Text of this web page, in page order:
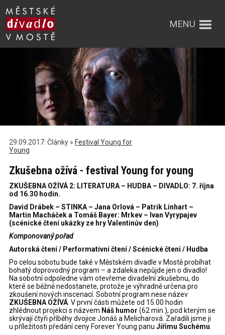
MENU
29.09.2017: Články » Festival Young for
Young
Zkušebna ožívá - festival Young for young
ZKUŠEBNA OŽÍVÁ 2: LITERATURA – HUDBA – DIVADLO: 7. října
od 16.30 hodin.
David Drábek – STINKA – Jana Orlová – Patrik Linhart –
Martin Macháček a Tomáš Bayer: Mrkev – Ivan Vyrypajev
(scénické čtení ukázky ze hry Valentinův den)
Komponovaný pořad
Autorská čtení / Performativní čtení / Scénické čtení / Hudba
Po celou sobotu bude také v Městském divadle v Mostě probíhat
bohatý doprovodný program – a zdaleka nepůjde jen o divadlo!
Na sobotní odpoledne vám otevřeme divadelní zkušebnu, do
které se běžně nedostanete, protože je výhradně určena pro
zkoušení nových inscenací. Sobotní program nese název
ZKUŠEBNA OŽÍVÁ. V první části můžete od 15.00 hodin
zhlédnout projekci s názvem Náš humor (62 min.), pod kterým se
skrývají čtyři příběhy dvojice Jonáš a Melicharová. Zařadili jsme ji
u příležitosti předání ceny Forever Young panu Jiřímu Suchému